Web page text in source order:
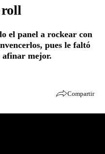
el panel a rockear con
pues le faltó
afinar mejor.
Compartir